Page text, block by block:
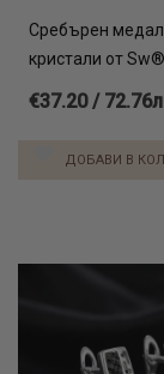
Сребърен
кристали от
€37.20 /
ДОБАВИ В